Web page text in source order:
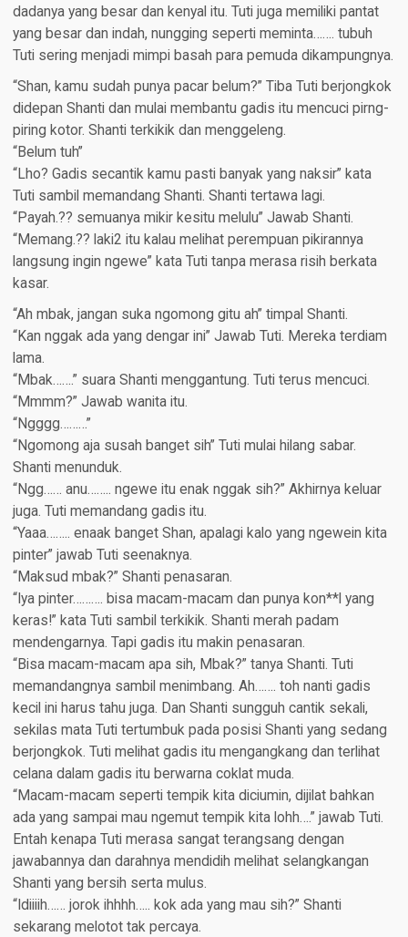
dadanya yang besar dan kenyal itu. Tuti juga memiliki pantat
yang besar dan indah, nungging seperti meminta……. tubuh
Tuti sering menjadi mimpi basah para pemuda dikampungnya.
“Shan, kamu sudah punya pacar belum?” Tiba Tuti berjongkok
didepan Shanti dan mulai membantu gadis itu mencuci pirng-
piring kotor. Shanti terkikik dan menggeleng.
“Belum tuh”
“Lho? Gadis secantik kamu pasti banyak yang naksir” kata
Tuti sambil memandang Shanti. Shanti tertawa lagi.
“Payah.?? semuanya mikir kesitu melulu” Jawab Shanti.
“Memang.?? laki2 itu kalau melihat perempuan pikirannya
langsung ingin ngewe” kata Tuti tanpa merasa risih berkata
kasar.
“Ah mbak, jangan suka ngomong gitu ah” timpal Shanti.
“Kan nggak ada yang dengar ini” Jawab Tuti. Mereka terdiam
lama.
“Mbak…….” suara Shanti menggantung. Tuti terus mencuci.
“Mmmm?” Jawab wanita itu.
“Ngggg………”
“Ngomong aja susah banget sih” Tuti mulai hilang sabar.
Shanti menunduk.
“Ngg…… anu…….. ngewe itu enak nggak sih?” Akhirnya keluar
juga. Tuti memandang gadis itu.
“Yaaa…….. enaak banget Shan, apalagi kalo yang ngewein kita
pinter” jawab Tuti seenaknya.
“Maksud mbak?” Shanti penasaran.
“Iya pinter………. bisa macam-macam dan punya kon**l yang
keras!” kata Tuti sambil terkikik. Shanti merah padam
mendengarnya. Tapi gadis itu makin penasaran.
“Bisa macam-macam apa sih, Mbak?” tanya Shanti. Tuti
memandangnya sambil menimbang. Ah……. toh nanti gadis
kecil ini harus tahu juga. Dan Shanti sungguh cantik sekali,
sekilas mata Tuti tertumbuk pada posisi Shanti yang sedang
berjongkok. Tuti melihat gadis itu mengangkang dan terlihat
celana dalam gadis itu berwarna coklat muda.
“Macam-macam seperti tempik kita diciumin, dijilat bahkan
ada yang sampai mau ngemut tempik kita lohh….” jawab Tuti.
Entah kenapa Tuti merasa sangat terangsang dengan
jawabannya dan darahnya mendidih melihat selangkangan
Shanti yang bersih serta mulus.
“Idiiiih…… jorok ihhhh….. kok ada yang mau sih?” Shanti
sekarang melotot tak percaya.